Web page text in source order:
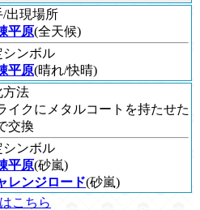
/出現場所
平原(全天候)
シンボル
平原(晴れ/快晴)
方法
イクにメタルコートを持たせた
交換
シンボル
平原(砂嵐)
レンジロード(砂嵐)
こちら